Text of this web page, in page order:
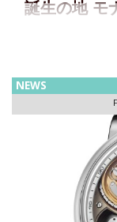
誕生の地 モ
扉を開きました
グギャラリーに
越した職人技、
NEWS